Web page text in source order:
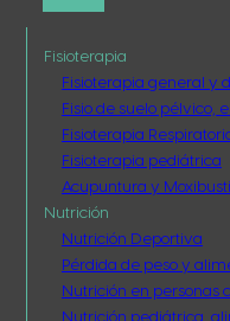
Fisioterapia
Fisioterapia general y
Fisio de suelo pélvico,
Fisioterapia
Fisioterapia pediátrica
Acupuntura y
Nutrición
Nutrición Deportiva
Pérdida de peso y
Nutrición en personas
Nutrición pediátrica,